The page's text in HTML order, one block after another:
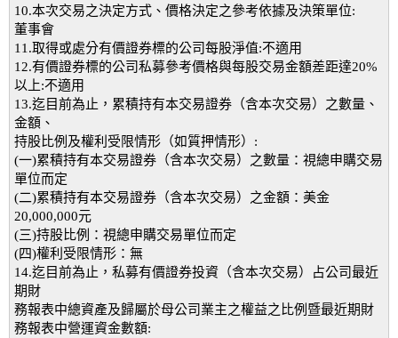
10.本次交易之決定方式、價格決定之參考依據及決策單位:
董事會
11.取得或處分有價證券標的公司每股淨值:不適用
12.有價證券標的公司私募參考價格與每股交易金額差距達20%
以上:不適用
13.迄目前為止，累積持有本交易證券（含本次交易）之數量、
金額、
持股比例及權利受限情形（如質押情形）:
(一)累積持有本交易證券（含本次交易）之數量：視總申購交易
單位而定
(二)累積持有本交易證券（含本次交易）之金額：美金
20,000,000元
(三)持股比例：視總申購交易單位而定
(四)權利受限情形：無
14.迄目前為止，私募有價證券投資（含本次交易）占公司最近
期財
務報表中總資產及歸屬於母公司業主之權益之比例暨最近期財
務報表中營運資金數額: